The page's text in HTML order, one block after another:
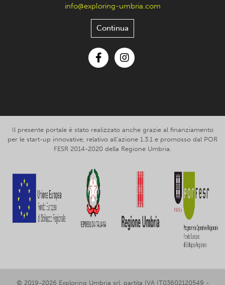
info@exploring-umbria.com
Continua
Il presente portale è stato realizzato anche grazie al finanziamento
per le start-up innovative, relativo all’azione 1.3.1 e promosso dal POR
FESR 2014-2020 della Regione Umbria.
© 2019-2026 Exploring Umbria srl, partita IVA IT03602120549 -